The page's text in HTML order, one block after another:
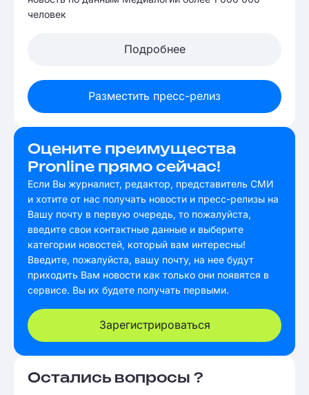
человек
Подробнее
Разместить пресс-релиз
Оцените преимущества
Pronline прямо сейчас!
Если Вы журналист, редактор, представитель СМИ
и хотите от нас получать новости и пресс-релизы на
Вашу почту в первую очередь, то пожалуйста,
введите свои контактные данные и выберите
категории новостей, который вам интересны!
Введите, пожалуйста, вашу почту, на нее будут
приходить Вам новости как только они появятся в
сервисе. Вы их будете получать первыми.
Зарегистрироваться
Остались вопросы ?